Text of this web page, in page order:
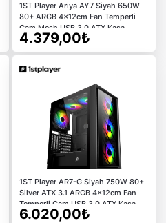
1ST Player Ariya AY7 Siyah 650W
80+ ARGB 4x12cm Fan Temperli
Cam Mesh USB 3.0 ATX Kasa
4.379,00₺
1ST Player AR7-G Siyah 750W 80+
Silver ATX 3.1 ARGB 4x12cm Fan
Temperli Cam USB 3.0 ATX Kasa
6.020,00₺